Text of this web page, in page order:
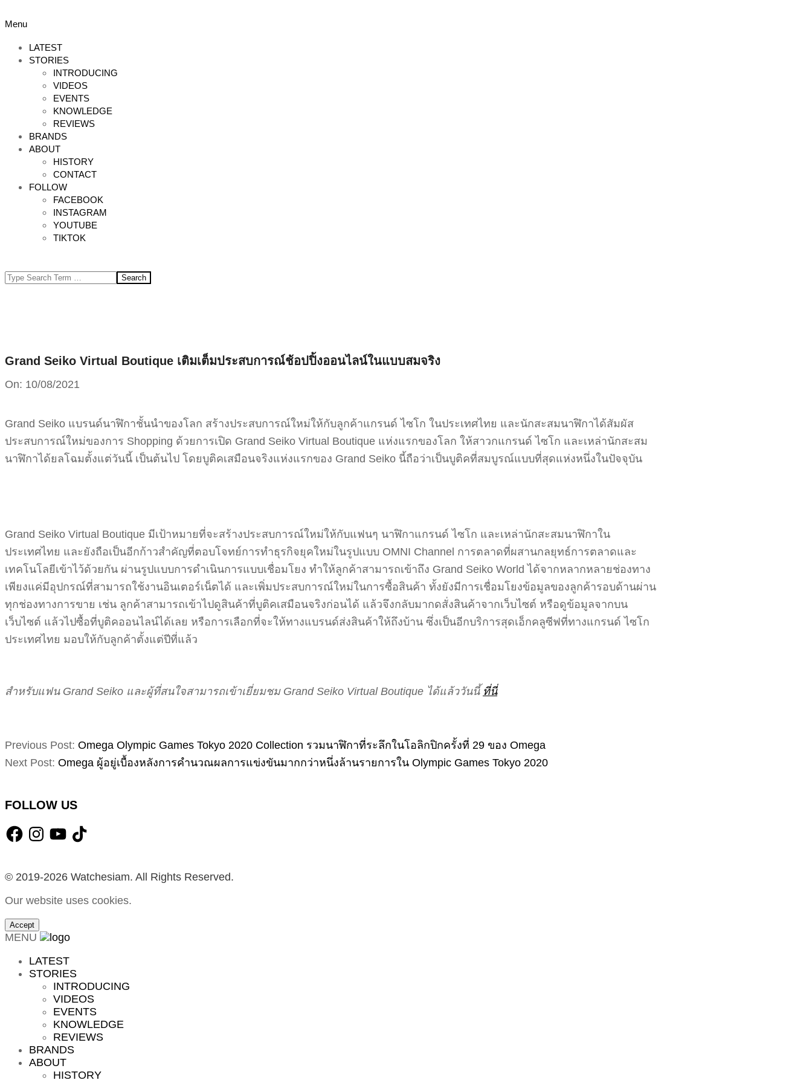
to
Primary
Menu
Menu
LATEST
STORIES
INTRODUCING
VIDEOS
EVENTS
KNOWLEDGE
REVIEWS
BRANDS
ABOUT
HISTORY
CONTACT
FOLLOW
FACEBOOK
INSTAGRAM
YOUTUBE
TIKTOK
Search
Grand Seiko Virtual Boutique เติมเต็มประสบการณ์ช้อปปิ้งออนไลน์ในแบบสมจริง
On: 10/08/2021
Grand Seiko แบรนด์นาฬิกาชั้นนำของโลก สร้างประสบการณ์ใหม่ให้กับลูกค้าแกรนด์ ไซโก ในประเทศไทย และนักสะสมนาฬิกาได้สัมผัส
ประสบการณ์ใหม่ของการ Shopping ด้วยการเปิด Grand Seiko Virtual Boutique แห่งแรกของโลก ให้สาวกแกรนด์ ไซโก และเหล่านักสะสม
นาฬิกาได้ยลโฉมตั้งแต่วันนี้ เป็นต้นไป โดยบูติคเสมือนจริงแห่งแรกของ Grand Seiko นี้ถือว่าเป็นบูติคที่สมบูรณ์แบบที่สุดแห่งหนึ่งในปัจจุบัน
Grand Seiko Virtual Boutique มีเป้าหมายที่จะสร้างประสบการณ์ใหม่ให้กับแฟนๆ นาฬิกาแกรนด์ ไซโก และเหล่านักสะสมนาฬิกาใน
ประเทศไทย และยังถือเป็นอีกก้าวสำคัญที่ตอบโจทย์การทำธุรกิจยุคใหม่ในรูปแบบ OMNI Channel การตลาดที่ผสานกลยุทธ์การตลาดและ
เทคโนโลยีเข้าไว้ด้วยกัน ผ่านรูปแบบการดำเนินการแบบเชื่อมโยง ทำให้ลูกค้าสามารถเข้าถึง Grand Seiko World ได้จากหลากหลายช่องทาง
เพียงแค่มีอุปกรณ์ที่สามารถใช้งานอินเตอร์เน็ตได้ และเพิ่มประสบการณ์ใหม่ในการซื้อสินค้า ทั้งยังมีการเชื่อมโยงข้อมูลของลูกค้ารอบด้านผ่าน
ทุกช่องทางการขาย เช่น ลูกค้าสามารถเข้าไปดูสินค้าที่บูติคเสมือนจริงก่อนได้ แล้วจึงกลับมากดสั่งสินค้าจากเว็บไซต์ หรือดูข้อมูลจากบน
เว็บไซต์ แล้วไปซื้อที่บูติคออนไลน์ได้เลย หรือการเลือกที่จะให้ทางแบรนด์ส่งสินค้าให้ถึงบ้าน ซึ่งเป็นอีกบริการสุดเอ็กคลูซีฟที่ทางแกรนด์ ไซโก
ประเทศไทย มอบให้กับลูกค้าตั้งแต่ปีที่แล้ว
สำหรับแฟน Grand Seiko และผู้ที่สนใจสามารถเข้าเยี่ยมชม Grand Seiko Virtual Boutique ได้แล้ววันนี้ ที่นี่
2021-
10
Previous Post: Omega Olympic Games Tokyo 2020 Collection รวมนาฬิกาที่ระลึกในโอลิกปิกครั้งที่ 29 ของ Omega
Next Post: Omega ผู้อยู่เบื้องหลังการคำนวณผลการแข่งขันมากกว่าหนึ่งล้านรายการใน Olympic Games Tokyo 2020
FOLLOW US
FacebookInstagramYouTube
TikTok
© 2019-2026 Watchesiam. All Rights Reserved.
Our website uses cookies.
Accept
MENU
LATEST
STORIES
INTRODUCING
VIDEOS
EVENTS
KNOWLEDGE
REVIEWS
BRANDS
ABOUT
HISTORY